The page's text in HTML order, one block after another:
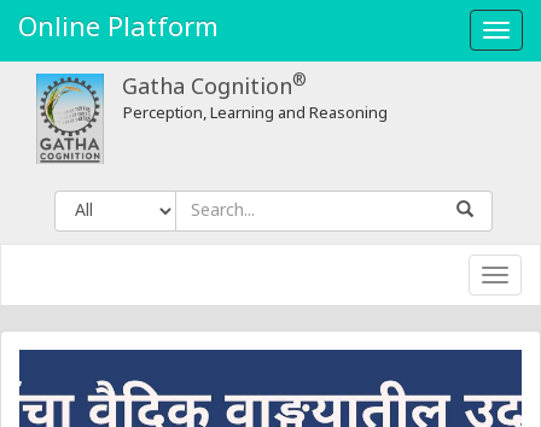
Gatha
Cognition
Online Platform
Gatha Cognition®
Perception, Learning and Reasoning